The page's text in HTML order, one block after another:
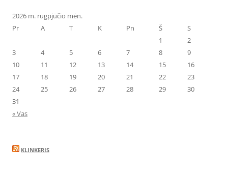
2026 m. rugpjūčio mėn.
Pr
A T K Pn Š
S
1
2
3
4 5 6 7 8
9
10
11 12 13 14 15
16
17
18 19 20 21 22
23
24
25 26 27 28 29
30
31
« Vas
KLINKERIS